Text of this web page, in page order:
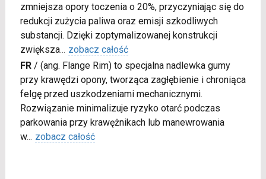
zmniejsza opory toczenia o 20%, przyczyniając się do
redukcji zużycia paliwa oraz emisji szkodliwych
substancji. Dzięki zoptymalizowanej konstrukcji
zwiększa... zobacz całość
FR/ (ang. Flange Rim) to specjalna nadlewka gumy
przy krawędzi opony, tworząca zagłębienie i chroniąca
felgę przed uszkodzeniami mechanicznymi.
Rozwiązanie minimalizuje ryzyko otarć podczas
parkowania przy krawężnikach lub manewrowania
w... zobacz całość